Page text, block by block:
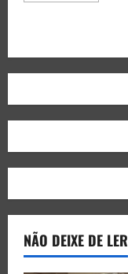
NÃO DEIXE DE LER